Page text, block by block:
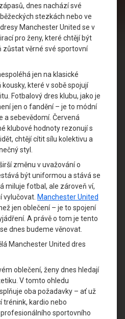
dnes nachází své
stezkách nebo ve
Manchester United se v
pro ženy, které chtějí být
zůstat věrné své sportovní
jen na klasické
které v sobě spojují
Fotbalový dres klubu, jako je
jen o fandění – je to módní
a sebevědomí. Červená
klubové hodnoty rezonují s
chtějí cítit sílu kolektivu a
styl.
změnu v uvažování o
být uniformou a stává se
miluje fotbal, ale zároveň ví,
vylučovat. Manchester United
jen oblečení – je to spojení
A právě o tom je tento
dnes budeme věnovat.
Manchester United dres
oblečení, ženy dnes hledají
V tomto ohledu
oba požadavky – ať už
trénink, kardio nebo
sportovního